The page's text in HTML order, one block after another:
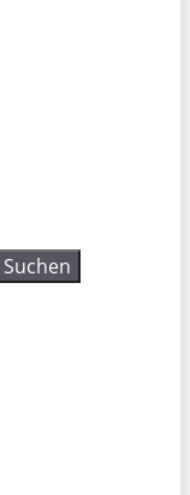
Suchen